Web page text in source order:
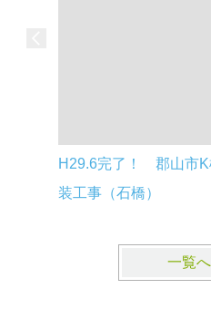
H29.6完了！ 郡山市
装工事（石橋）
一覧